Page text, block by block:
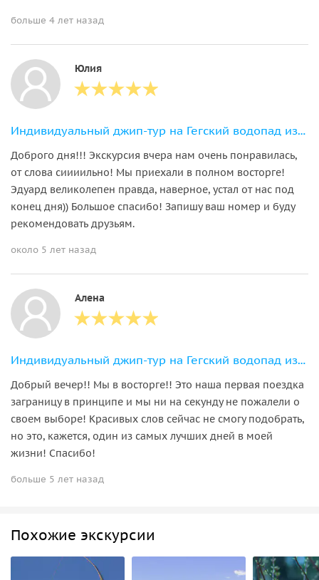
больше 4 лет назад
Юлия
Индивидуальный джип-тур на Гегский водопад из Пицунды
Доброго дня!!! Экскурсия вчера нам очень понравилась,
от слова сиииильно! Мы приехали в полном восторге!
Эдуард великолепен правда, наверное, устал от нас под
конец дня)) Большое спасибо! Запишу ваш номер и буду
рекомендовать друзьям.
около 5 лет назад
Алена
Индивидуальный джип-тур на Гегский водопад из Пицунды
Добрый вечер!! Мы в восторге!! Это наша первая поездка
заграницу в принципе и мы ни на секунду не пожалели о
своем выборе! Красивых слов сейчас не смогу подобрать,
но это, кажется, один из самых лучших дней в моей
жизни! Спасибо!
больше 5 лет назад
Похожие экскурсии